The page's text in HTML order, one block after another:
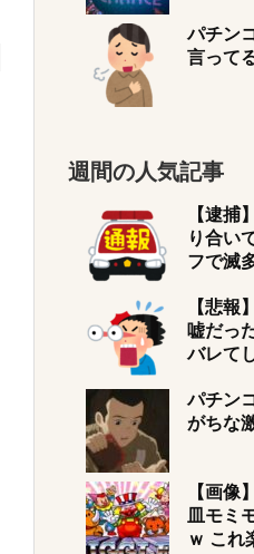
パチン
言って
週間の人気記事
【逮捕
り合い
フで滅
【悲報
嘘だっ
バレて
パチン
がちな
【画像
皿モミ
ｗ これ